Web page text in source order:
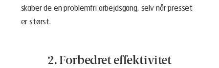
skaber de en problemfri arbejdsgang, selv når presset
er størst.
2. Forbedret effektivitet